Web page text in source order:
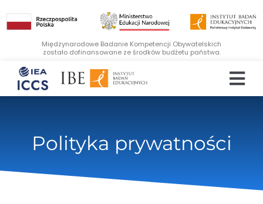
Międzynarodowe Badanie Kompetencji Obywatelskich
zostało dofinansowane ze środków budżetu państwa.
Polityka prywatności